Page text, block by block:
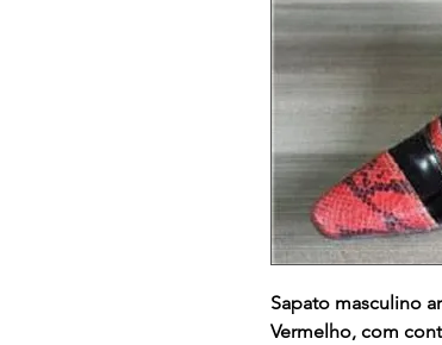
Sapato masculino
Vermelho, com